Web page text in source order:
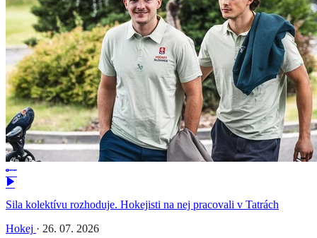
Sila kolektívu rozhoduje. Hokejisti na nej pracovali v Tatrách
Hokej · 26. 07. 2026